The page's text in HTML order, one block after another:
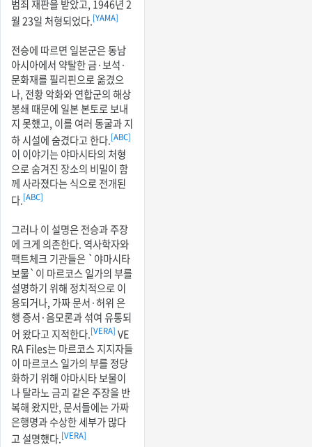
범죄 재판을 받았고, 1946년 2
월 23일 처형되었다.[YAMA]
전승에 따르면 일본군은 동남
아시아에서 약탈한 금·보석·
문화재를 필리핀으로 옮겼으
나, 전황 악화와 연합군의 해상
봉쇄 때문에 일본 본토로 보내
지 못했고, 이를 여러 동굴과 지
하 시설에 숨겼다고 한다.[ABC]
이 이야기는 야마시타의 처형
으로 숨겨진 장소의 비밀이 함
께 사라졌다는 식으로 전개된
다.[ABC]
그러나 이 설명은 전승과 주장
에 크게 의존한다. 역사학자와
팩트체크 기관들은 `야마시타
보물`이 마르코스 일가의 부를
설명하기 위해 정치적으로 이
용되거나, 가짜 문서·허위 은
행 증서·음모론과 섞여 유통되
어 왔다고 지적한다.[VERA] VE
RA Files는 마르코스 지지자들
이 마르코스 일가의 부를 정당
화하기 위해 야마시타 보물이
나 탈라노 금괴 같은 주장을 반
복해 왔지만, 문서들에는 가짜
은행명과 수상한 세부가 많다
고 설명했다.[VERA]